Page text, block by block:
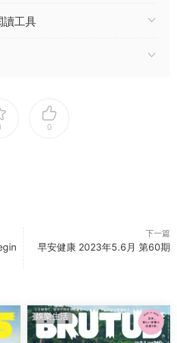
讀工具
0
下一篇
早安健康 2023年5.6月 第60期
娛樂生活